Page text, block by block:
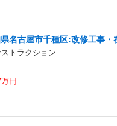
チェア 強化バックレスト 30
3Dヘッドレスト ハンガー付き
チェア 通気性メッシュ ゲーミ
オフィスチェア デスクチェア
3Dヘッドレスト ハンガー付
付き（CFI-ZDM1J）
済み品】Dell E2724HS 27イン
ビジネス向け
Basic(スマートベーシック) 【
名古屋市千種区:改修工事・
トラクション
円